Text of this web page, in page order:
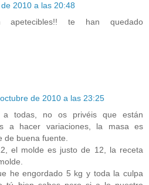
2010 a las 20:48
apetecibles!! te han quedado
de 2010 a las 23:25
a todas, no os privéis que están
a hacer variaciones, la masa es
buena fuente.
el molde es justo de 12, la receta
he engordado 5 kg y toda la culpa